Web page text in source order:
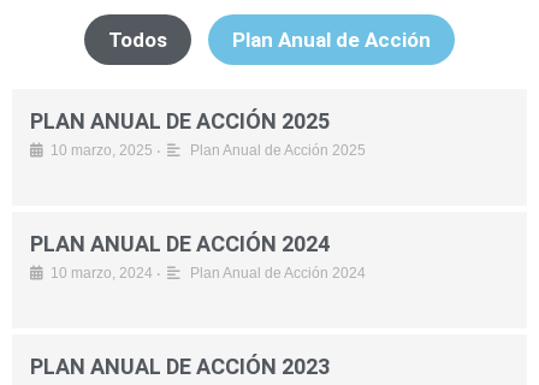
Todos Plan Anual de Acción
PLAN ANUAL DE ACCIÓN 2025
10 marzo, 2025 • Plan Anual de Acción 2025
PLAN ANUAL DE ACCIÓN 2024
10 marzo, 2024 • Plan Anual de Acción 2024
PLAN ANUAL DE ACCIÓN 2023